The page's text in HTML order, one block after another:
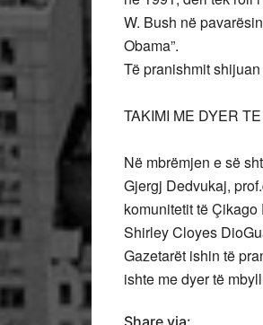
W. Bush në
Obama”.
Të pranishmit
TAKIMI ME DYER
Në mbrëmjen e së
Gjergj Dedvukaj,
komunitetit të
Shirley Cloyes
Gazetarët ishin të
ishte me dyer të
Share via: